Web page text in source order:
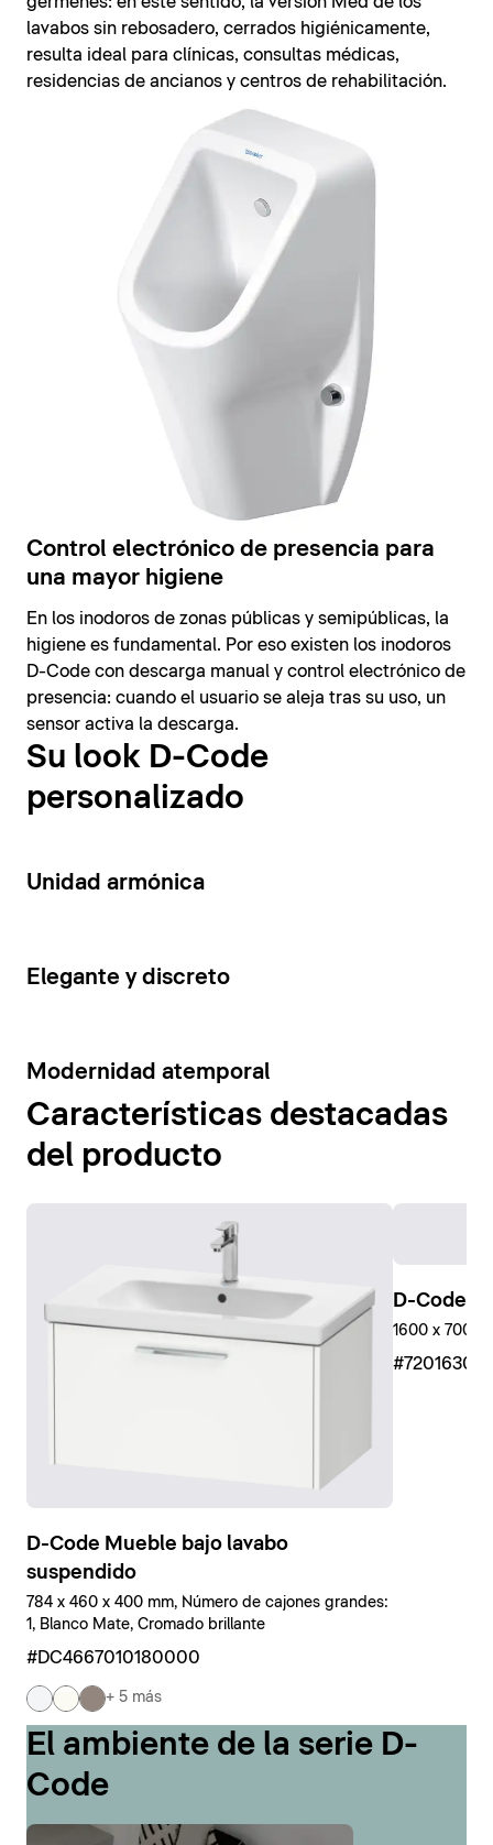
lavabos sin rebosadero, cerrados higiénicamente,
resulta ideal para clínicas, consultas médicas,
residencias de ancianos y centros de rehabilitación.
Control electrónico de presencia para
una mayor higiene
En los inodoros de zonas públicas y semipúblicas, la
higiene es fundamental. Por eso existen los inodoros
D-Code con descarga manual y control electrónico de
presencia: cuando el usuario se aleja tras su uso, un
sensor activa la descarga.
Su look D-Code
personalizado
14
Unidad armónica
15
Elegante y discreto
10
Modernidad atemporal
Características destacadas
del producto
D-Code Mueble bajo lavabo
suspendido
784 x 460 x 400 mm, Número de cajones grandes:
1, Blanco Mate, Cromado brillante
#DC4667010180000
+ 5 más
D-Code
1600 x 700
El ambiente de la serie D-
Code